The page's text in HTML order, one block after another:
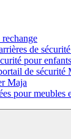
de
pour
de sécurité
Maja
pour meubles